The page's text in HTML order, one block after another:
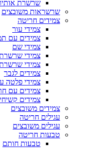
שרשרת
שרשראות משובצים
צמידים חריטה
צמידי עור
צמידים עם
צמידי שם
צמידי
צמידי
צמידים לגבר
צמידי פלטה
צמידים עם
צמידים
צמידים משובצים
עגילים חריטה
עגילים משובצים
טבעות חריטה
טבעות חותם